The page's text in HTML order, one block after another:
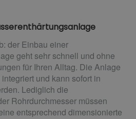
der Einbau einer
geht sehr schnell und ohne
für Ihren Alltag. Die Anlage
und kann sofort in
Lediglich die
Rohrdurchmesser müssen
entsprechend dimensionierte